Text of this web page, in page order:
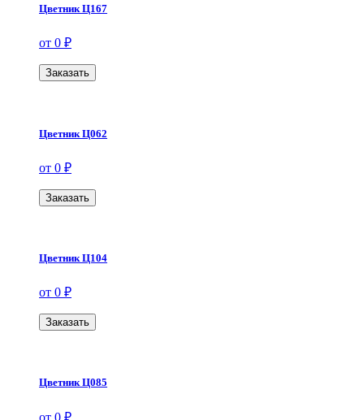
Цветник Ц167
от 0 ₽
Заказать
Цветник Ц062
от 0 ₽
Заказать
Цветник Ц104
от 0 ₽
Заказать
Цветник Ц085
от 0 ₽